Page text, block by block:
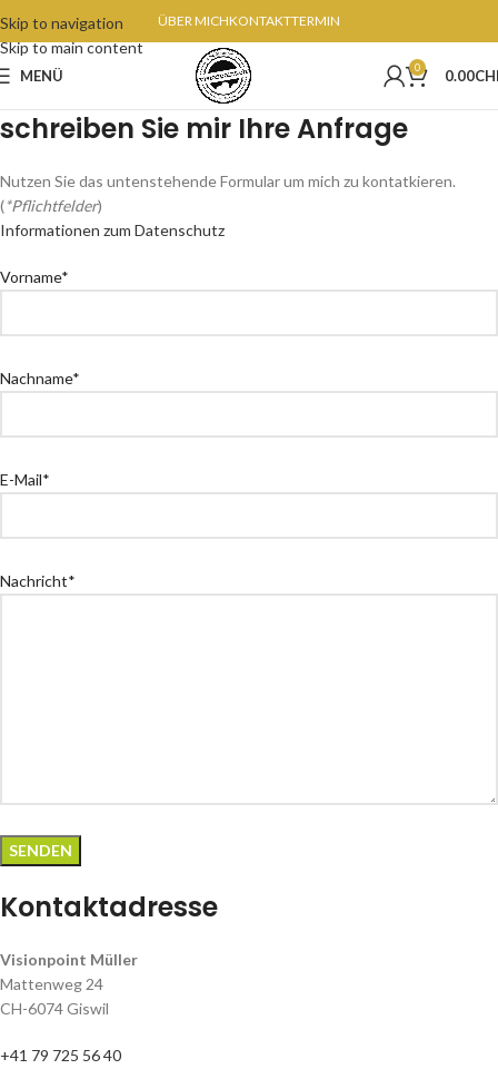
Skip to navigation
Skip to main content
ÜBER MICHKONTAKTTERMIN
MENÜ 0 0.00
schreiben Sie mir Ihre Anfrage
Nutzen Sie das untenstehende Formular um mich zu kontatkieren.
(*Pflichtfelder)
Informationen zum Datenschutz
Vorname*
Nachname*
E-Mail*
Nachricht*
Kontaktadresse
Visionpoint Müller
Mattenweg 24
CH-6074 Giswil
+41 79 725 56 40